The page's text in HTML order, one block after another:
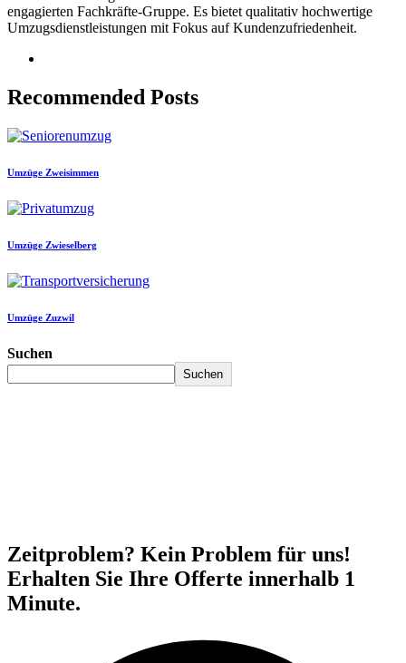
engagierten Fachkräfte-Gruppe. Es bietet qualitativ hochwertige
Umzugsdienstleistungen mit Fokus auf Kundenzufriedenheit.
Recommended Posts
Umzüge Zweisimmen
Umzüge Zwieselberg
Umzüge Zuzwil
Suchen
Suchen
Zeitproblem? Kein Problem für uns!
Erhalten Sie Ihre Offerte innerhalb 1
Minute.